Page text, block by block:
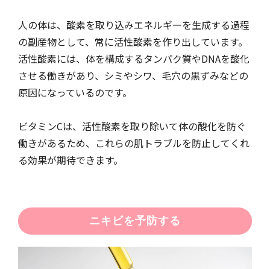
人の体は、酸素を取り込みエネルギーを生成する過程
の副産物として、常に活性酸素を作り出しています。
活性酸素には、体を構成するタンパク質やDNAを酸化
させる働きがあり、シミやシワ、毛穴の黒ずみなどの
原因になっているのです。
ビタミンCは、活性酸素を取り除いて体の酸化を防ぐ
働きがあるため、これらの肌トラブルを防止してくれ
る効果が期待できます。
ニキビを予防する